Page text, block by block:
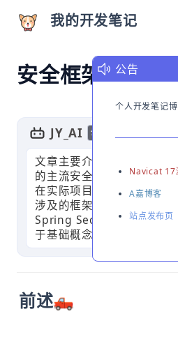
我的开发笔记
安全框架系列
JY_AI 切换简介
文章主要介绍了在
的主流安全框架学习笔记记
在实际项目中使用这些框架
涉及的框架有Shiro、
Spring Security Oauth2。
于基础概念不熟悉的需要自
前述🛻
公告
个人开发笔记
Navicat 17
A嘉博客
站点发布页